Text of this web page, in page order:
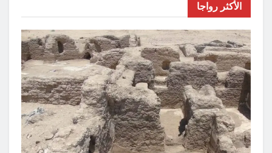
الأكثر رواجا